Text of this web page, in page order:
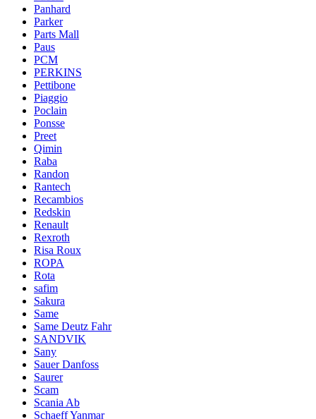
Panhard
Parker
Parts Mall
Paus
PCM
PERKINS
Pettibone
Piaggio
Poclain
Ponsse
Preet
Qimin
Raba
Randon
Rantech
Recambios
Redskin
Renault
Rexroth
Risa Roux
ROPA
Rota
safim
Sakura
Same
Same Deutz Fahr
SANDVIK
Sany
Sauer Danfoss
Saurer
Scam
Scania Ab
Schaeff Yanmar